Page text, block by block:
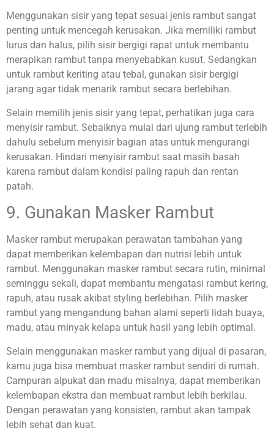
Menggunakan sisir yang tepat sesuai jenis rambut sangat
penting untuk mencegah kerusakan. Jika memiliki rambut
lurus dan halus, pilih sisir bergigi rapat untuk membantu
merapikan rambut tanpa menyebabkan kusut. Sedangkan
untuk rambut keriting atau tebal, gunakan sisir bergigi
jarang agar tidak menarik rambut secara berlebihan.
Selain memilih jenis sisir yang tepat, perhatikan juga cara
menyisir rambut. Sebaiknya mulai dari ujung rambut terlebih
dahulu sebelum menyisir bagian atas untuk mengurangi
kerusakan. Hindari menyisir rambut saat masih basah
karena rambut dalam kondisi paling rapuh dan rentan
patah.
9. Gunakan Masker Rambut
Masker rambut merupakan perawatan tambahan yang
dapat memberikan kelembapan dan nutrisi lebih untuk
rambut. Menggunakan masker rambut secara rutin, minimal
seminggu sekali, dapat membantu mengatasi rambut kering,
rapuh, atau rusak akibat styling berlebihan. Pilih masker
rambut yang mengandung bahan alami seperti lidah buaya,
madu, atau minyak kelapa untuk hasil yang lebih optimal.
Selain menggunakan masker rambut yang dijual di pasaran,
kamu juga bisa membuat masker rambut sendiri di rumah.
Campuran alpukat dan madu misalnya, dapat memberikan
kelembapan ekstra dan membuat rambut lebih berkilau.
Dengan perawatan yang konsisten, rambut akan tampak
lebih sehat dan kuat.